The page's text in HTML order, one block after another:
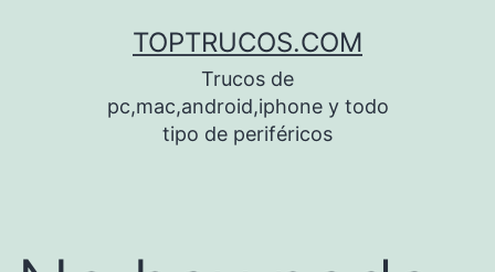
TOPTRUCOS.COM
Trucos de
pc,mac,android,iphone y todo
tipo de periféricos